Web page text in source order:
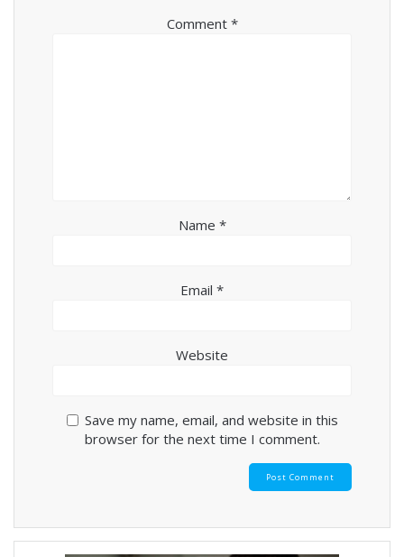
Comment *
Name *
Email *
Website
Save my name, email, and website in this
browser for the next time I comment.